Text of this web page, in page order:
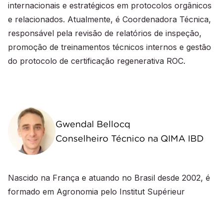
internacionais e estratégicos em protocolos orgânicos
e relacionados. Atualmente, é Coordenadora Técnica,
responsável pela revisão de relatórios de inspeção,
promoção de treinamentos técnicos internos e gestão
do protocolo de certificação regenerativa ROC.
Gwendal Bellocq
Conselheiro Técnico na QIMA IBD
Nascido na França e atuando no Brasil desde 2002, é
formado em Agronomia pelo Institut Supérieur